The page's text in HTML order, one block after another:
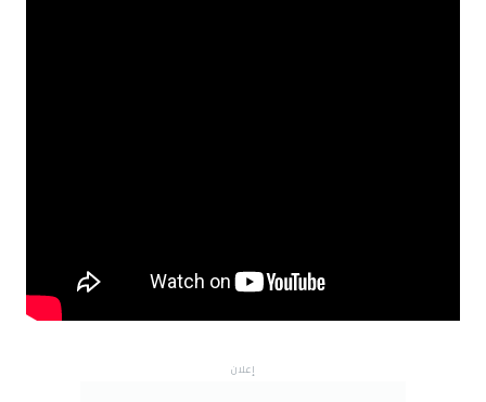
إعلان